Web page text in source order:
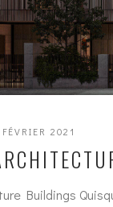
2021
Buildings